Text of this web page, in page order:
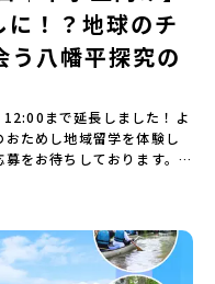
ラットフォーム＞「意志
をつくる」というビジョ
教育事業団体です。日本
業後に地域の枠を越えて生
学校で1〜3年間過ごすこ
をはじめとした、教育事業
。名 称：一般財団法人地
2017年3月代表者：岩本
町二丁目25-6 みらい
c-platform.or.jp/お問い
「おためし
式LINEにて配信中！ぜひ
町プログラム説明会〜
方へ〜全体説明を聞いた
？」「どんな町なの？」
町ならではの豊かな文化
りとお伝えします。日
なとこ
申し込み：https://c-
でも、お気軽にどうぞ！
んな体験ができるの？」
んの素朴な疑問にスタッ
も可能ですので、ぜひご
。▼お申し込み前に必ずご
ムへの参加申し込みいた
学・搾乳体験・動物と触
14：00頃プログラム終
定です。※天候の状況や参
がございます。参加概要
）【実施日程】7月28日
は6月19日(金) 18：30～
修」をご案内する予定で
所・時間】7月28日(火)
かち帯広空港に到着する
月30日(木) 15：00頃 とか
港を出発する便で手配くだ
泊先】大樹町ワーキング
で宿泊いただく予定です。
モノ！この旅では自分の手
り、電気を組んだり、木
る高校で&quot;自分の手
自分だけの「竹灯籠（た
。真っ青な海に思いっき
や地元の高校生、地域の方
生の思い出になるはず！
出会う3日間。熱気あふれる
験のおすすめポイント体
）「オリエンテーショ
！」 -心をほぐして、出水
夕食」「1日目の振り返り
オープンスクールに参
！？地球のチ
う八幡平探究の
12:00まで延長しました！よ
ためし地域留学を体験し
をお待ちしております。
」という方も、この機会
により締め切りを早める
い！＜体験費・宿泊費が
ここでしかできない「自
ト」を楽しんでみません